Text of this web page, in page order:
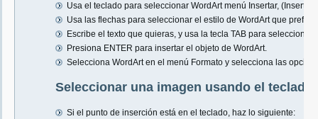
Usa el teclado para seleccionar WordArt menú Insertar, (Insertar
Usa las flechas para seleccionar el estilo de WordArt que
Escribe el texto que quieras, y usa la tecla TAB para
Presiona ENTER para insertar el objeto de WordArt.
Selecciona WordArt en el menú Formato y selecciona las
Seleccionar una imagen usando el teclado
Si el punto de inserción está en el teclado, haz lo siguiente: